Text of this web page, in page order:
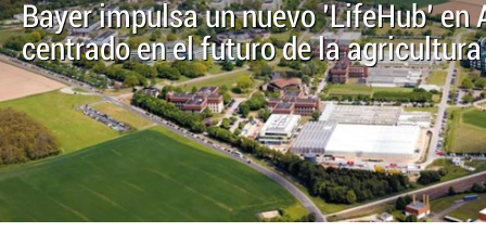
Bayer impulsa un nuevo 'LifeHub' en
centrado en el futuro de la